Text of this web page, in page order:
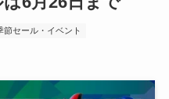
節セール・イベント